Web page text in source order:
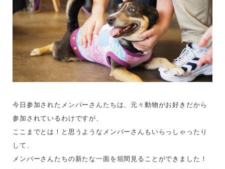
今日参加されたメンバーさんたちは、元々動物がお好きだから
参加されているわけですが、
ここまでとは！と思うようなメンバーさんもいらっしゃったり
して、
メンバーさんたちの新たな一面を垣間見ることができました！